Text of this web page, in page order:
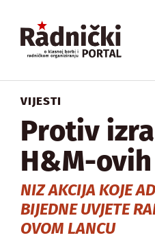
VIJESTI
Protiv
H&M-
NIZ AKCIJA KOJE
BIJEDNE UVJETE
OVOM LANCU